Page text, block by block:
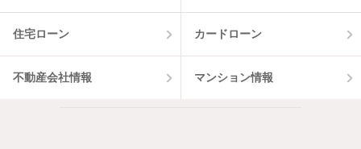
住宅ローン カードローン
不動産会社情報 マンション情報